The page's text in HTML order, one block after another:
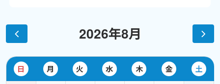
英語テストのスコアをアップしたい、というすべての人におスス
メ。
あなたの英語力に合わせて進めていきます。
2026年8月
日 月 火 水 木 金 土